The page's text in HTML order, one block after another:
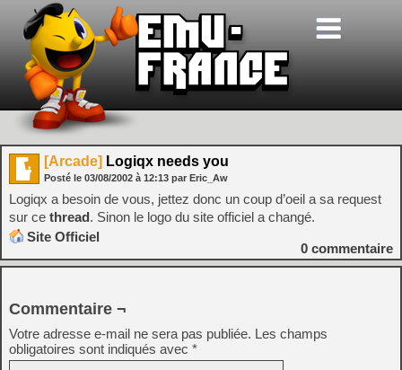
[Arcade] Logiqx needs you
Posté le 03/08/2002 à 12:13 par Eric_Aw
Logiqx a besoin de vous, jettez donc un coup d’oeil a sa request
sur ce thread. Sinon le logo du site officiel a changé.
Site Officiel
0 commentaire
Commentaire ¬
Votre adresse e-mail ne sera pas publiée. Les champs
obligatoires sont indiqués avec *